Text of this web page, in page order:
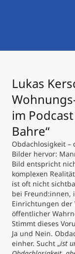
Masterclasses
Management-
Technische
Lukas
im
Bahre“
Obdachlosigkeit
Bilder hervor:
Bild entspricht
komplexen
ist oft nicht
bei
Einrichtungen der
öffentlicher
Stimmt dieses
Ja und Nein.
einher. Sucht „ist